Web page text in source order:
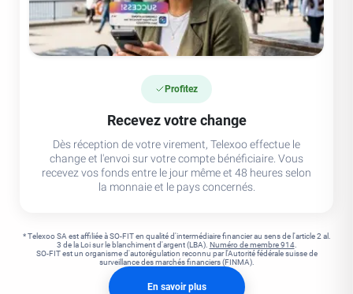
Profitez
Recevez votre change
Dès réception de votre virement, Telexoo effectue le
change et l'envoi sur votre compte bénéficiaire. Vous
recevez vos fonds entre le jour même et 48 heures selon
la monnaie et le pays concernés.
* Telexoo SA est affiliée à SO-FIT en qualité d'intermédiaire financier au sens de l'article 2 al.
3 de la Loi sur le blanchiment d'argent (LBA). Numéro de membre 914.
SO-FIT est un organisme d'autorégulation reconnu par l'Autorité fédérale suisse de
surveillance des marchés financiers (FINMA).
En savoir plus